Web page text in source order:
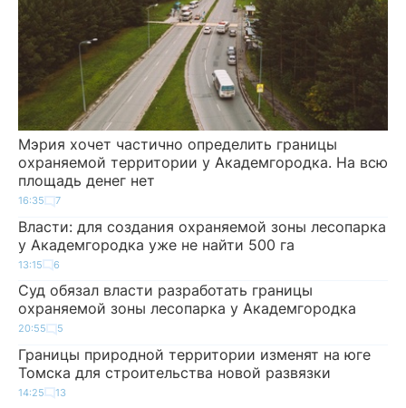
Мэрия хочет частично определить границы
охраняемой территории у Академгородка. На всю
площадь денег нет
16:35 7
Власти: для создания охраняемой зоны лесопарка
у Академгородка уже не найти 500 га
13:15 6
Суд обязал власти разработать границы
охраняемой зоны лесопарка у Академгородка
20:55 5
Границы природной территории изменят на юге
Томска для строительства новой развязки
14:25 13